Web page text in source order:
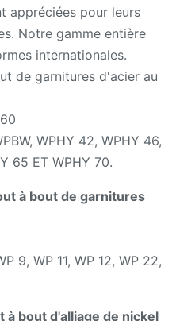
appréciées pour leurs
Notre gamme entière
internationales.
de garnitures d'acier au
WPHY 42, WPHY 46,
65 ET WPHY 70.
à bout de garnitures
9, WP 11, WP 12, WP 22,
bout d'alliage de nickel